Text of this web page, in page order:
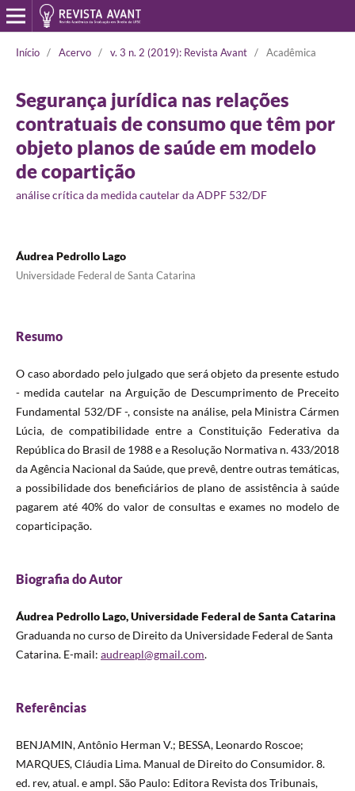
Início / Acervo / v. 3 n. 2 (2019): Revista Avant / Acadêmica
Segurança jurídica nas relações
contratuais de consumo que têm por
objeto planos de saúde em modelo
de copartição
análise crítica da medida cautelar da ADPF 532/DF
Áudrea Pedrollo Lago
Universidade Federal de Santa Catarina
Resumo
O caso abordado pelo julgado que será objeto da presente estudo
- medida cautelar na Arguição de Descumprimento de Preceito
Fundamental 532/DF -, consiste na análise, pela Ministra Cármen
Lúcia, de compatibilidade entre a Constituição Federativa da
República do Brasil de 1988 e a Resolução Normativa n. 433/2018
da Agência Nacional da Saúde, que prevê, dentre outras temáticas,
a possibilidade dos beneficiários de plano de assistência à saúde
pagarem até 40% do valor de consultas e exames no modelo de
coparticipação.
Biografia do Autor
Áudrea Pedrollo Lago, Universidade Federal de Santa Catarina
Graduanda no curso de Direito da Universidade Federal de Santa
Catarina. E-mail: audreapl@gmail.com.
Referências
BENJAMIN, Antônio Herman V.; BESSA, Leonardo Roscoe;
MARQUES, Cláudia Lima. Manual de Direito do Consumidor. 8.
ed. rev, atual. e ampl. São Paulo: Editora Revista dos Tribunais,